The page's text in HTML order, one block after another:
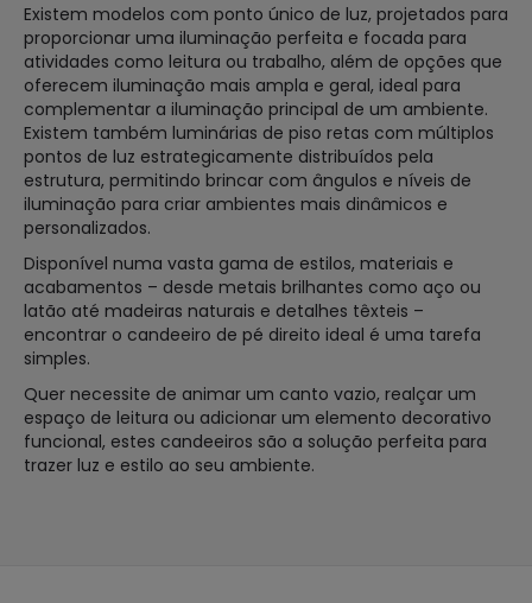
Existem modelos com ponto único de luz, projetados para
proporcionar uma iluminação perfeita e focada para
atividades como leitura ou trabalho, além de opções que
oferecem iluminação mais ampla e geral, ideal para
complementar a iluminação principal de um ambiente.
Existem também luminárias de piso retas com múltiplos
pontos de luz estrategicamente distribuídos pela
estrutura, permitindo brincar com ângulos e níveis de
iluminação para criar ambientes mais dinâmicos e
personalizados.
Disponível numa vasta gama de estilos, materiais e
acabamentos – desde metais brilhantes como aço ou
latão até madeiras naturais e detalhes têxteis –
encontrar o candeeiro de pé direito ideal é uma tarefa
simples.
Quer necessite de animar um canto vazio, realçar um
espaço de leitura ou adicionar um elemento decorativo
funcional, estes candeeiros são a solução perfeita para
trazer luz e estilo ao seu ambiente.